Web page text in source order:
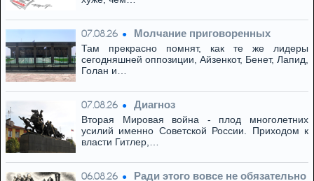
07.08.26 Молчание приговоренных
Там прекрасно помнят, как те же лидеры
сегодняшней оппозиции, Айзенкот, Бенет, Лапид,
Голан и…
07.08.26 Диагноз
Вторая Мировая война - плод многолетних
усилий именно Советской России. Приходом к
власти Гитлер,…
06.08.26 Ради этого вовсе не обязательно